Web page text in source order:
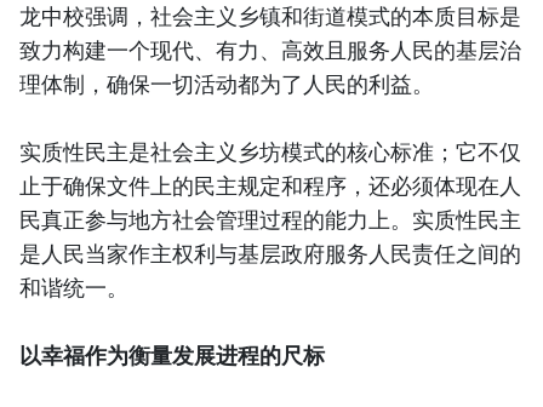
龙中校强调，社会主义乡镇和街道模式的本质目标是
致力构建一个现代、有力、高效且服务人民的基层治
理体制，确保一切活动都为了人民的利益。
实质性民主是社会主义乡坊模式的核心标准；它不仅
止于确保文件上的民主规定和程序，还必须体现在人
民真正参与地方社会管理过程的能力上。实质性民主
是人民当家作主权利与基层政府服务人民责任之间的
和谐统一。
以幸福作为衡量发展进程的尺标